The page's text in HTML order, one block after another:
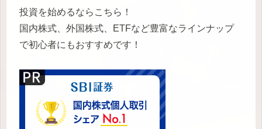
投資を始めるならこちら！
国内株式、外国株式、ETFなど豊富なラインナップ
で初心者にもおすすめです！